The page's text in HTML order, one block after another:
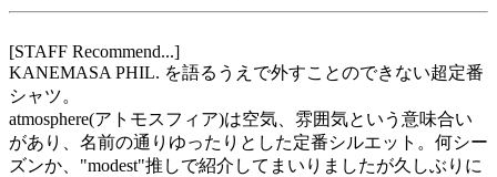
[STAFF Recommend...]
KANEMASA PHIL. を語るうえで外すことのできない超定番
シャツ。
atmosphere(アトモスフィア)は空気、雰囲気という意味合い
があり、名前の通りゆったりとした定番シルエット。何シー
ズンか、"modest"推しで紹介してまいりましたが久しぶりに